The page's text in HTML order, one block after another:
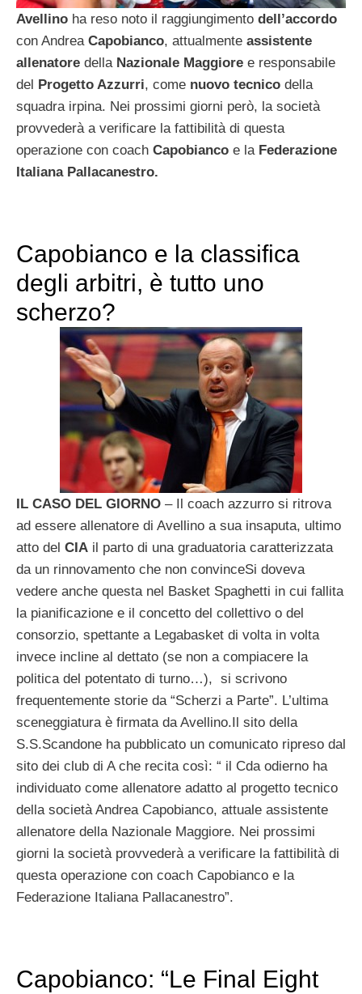
Avellino ha reso noto il raggiungimento dell’accordo
con Andrea Capobianco, attualmente assistente
allenatore della Nazionale Maggiore e responsabile
del
Progetto Azzurri, come nuovo tecnico della
squadra irpina. Nei prossimi giorni però, la società
provvederà a verificare la fattibilità di questa
operazione con coach Capobianco e la Federazione
Italiana Pallacanestro.
Capobianco e la classifica
degli arbitri, è tutto uno
scherzo?
IL CASO DEL GIORNO – Il coach azzurro si ritrova
ad essere allenatore di Avellino a sua insaputa, ultimo
atto del CIA il parto di una graduatoria caratterizzata
da un rinnovamento che non convinceSi doveva
vedere anche questa nel Basket Spaghetti in cui fallita
la pianificazione e il concetto del collettivo o del
consorzio, spettante a Legabasket di volta in volta
invece incline al dettato (se non a compiacere la
politica del potentato di turno…), si scrivono
frequentemente storie da “Scherzi a Parte”. L’ultima
sceneggiatura è firmata da Avellino.Il sito della
S.S.Scandone ha pubblicato un comunicato ripreso dal
sito dei club di A che recita così: “ il Cda odierno ha
individuato come allenatore adatto al progetto tecnico
della società Andrea Capobianco, attuale assistente
allenatore della Nazionale Maggiore. Nei prossimi
giorni la società provvederà a verificare la fattibilità di
questa operazione con coach Capobianco e la
Federazione Italiana Pallacanestro”.
Capobianco: “Le Final Eight